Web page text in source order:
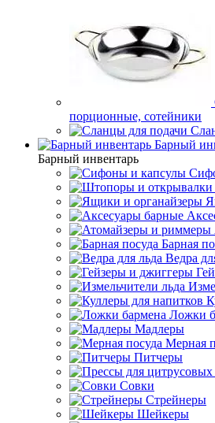
порционные, сотейники
Барный
Барный инвентарь
Барная
Ведра
Ложки
Мадлеры
Мерная
Питчеры
Совки
Стрейнеры
Шейкеры